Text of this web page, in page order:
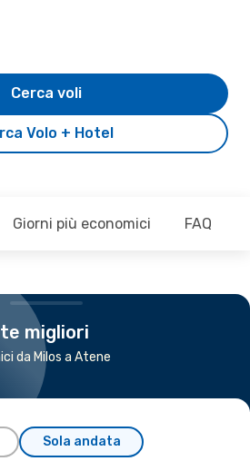
Volo + Hotel
Cerca voli
Giorni più economici FAQ
migliori
da Milos a Atene
Sola andata